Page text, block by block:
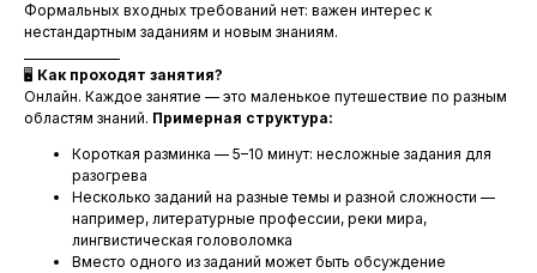
Формальных входных требований нет: важен интерес к
нестандартным заданиям и новым знаниям.
🖥 Как проходят занятия?
Онлайн. Каждое занятие — это маленькое путешествие по разным
областям знаний. Примерная структура:
Короткая разминка — 5–10 минут: несложные задания для
разогрева
Несколько заданий на разные темы и разной сложности —
например, литературные профессии, реки мира,
лингвистическая головоломка
Вместо одного из заданий может быть обсуждение